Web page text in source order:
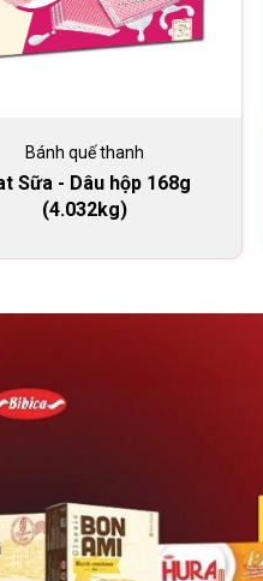
Bánh quế thanh
Sữa - Dâu hộp 168g
(4.032kg)